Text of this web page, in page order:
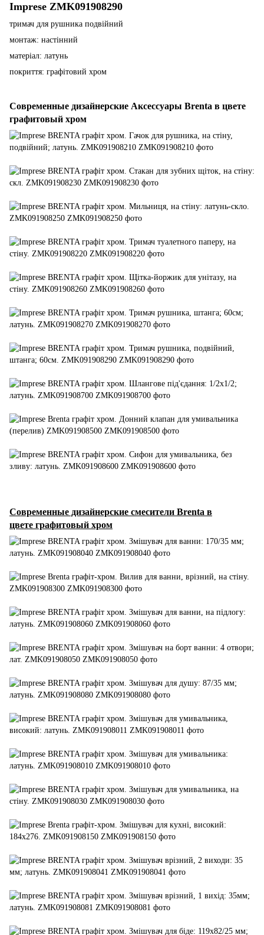
Imprese ZMK091908290
тримач для рушника подвійний
монтаж: настінний
матеріал: латунь
покриття: графітовий хром
Современные дизайнерские Аксессуары Brenta в цвете
графитовый хром
Современные дизайнерские смесители Brenta в
цвете графитовый хром